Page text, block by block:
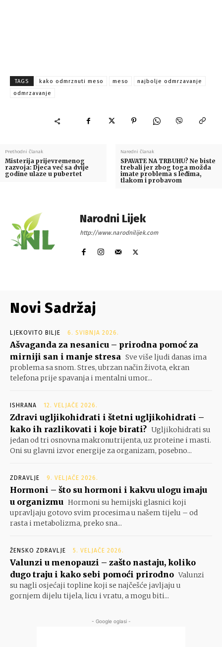
TAGS kako odmrznuti meso meso
najbolje odmrzavanje
odmrzavanje
Prethodni članak
Misterija prijevremenog
razvoja: Djeca već sa dvije
godine ulaze u pubertet
Naredni članak
SPAVATE NA TRBUHU? Ne biste
trebali jer zbog toga možda
imate problema s leđima,
tlakom i probavom
Narodni Lijek
http://www.narodnilijek.com
Novi Sadržaj
LJEKOVITO BILJE 6. SVIBNJA 2026.
Ašvaganda za nesanicu – prirodna pomoć za
mirniji san i manje stresa Sve više ljudi danas ima
problema sa snom. Stres, ubrzan način života, ekran
telefona prije spavanja i mentalni umor...
ISHRANA 12. VELJAČE 2026.
Zdravi ugljikohidrati i štetni ugljikohidrati –
kako ih razlikovati i koje birati? Ugljikohidrati su
jedan od tri osnovna makronutrijenta, uz proteine i masti.
Oni su glavni izvor energije za organizam, posebno...
ZDRAVLJE 9. VELJAČE 2026.
Hormoni – što su hormoni i kakvu ulogu imaju
u organizmu Hormoni su hemijski glasnici koji
upravljaju gotovo svim procesima u našem tijelu – od
rasta i metabolizma, preko sna...
ŽENSKO ZDRAVLJE 5. VELJAČE 2026.
Valunzi u menopauzi – zašto nastaju, koliko
dugo traju i kako sebi pomoći prirodno Valunzi
su nagli osjećaji topline koji se najčešće javljaju u
gornjem dijelu tijela, licu i vratu, a mogu biti...
- Google oglasi -